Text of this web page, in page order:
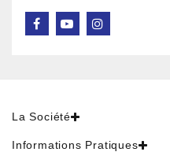
La Société
Informations Pratiques